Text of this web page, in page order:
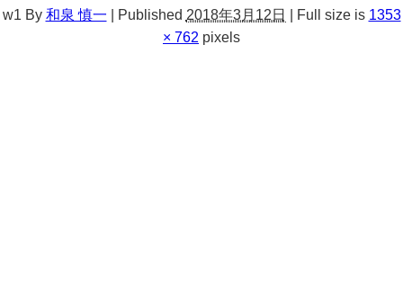
w1 By 和泉 慎一 | Published 2018年3月12日 | Full size is 1353
× 762 pixels